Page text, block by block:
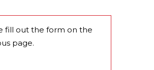
fill out the form on the
page.